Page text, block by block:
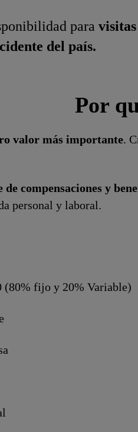
para
del país.
Por
valor más importante.
de compensaciones y
personal y laboral.
(80% fijo y 20% Variable)